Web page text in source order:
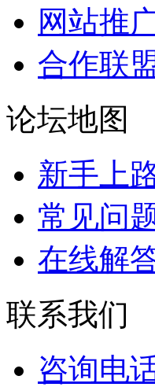
网站推
合作联
论坛地图
新手上
常见问
在线解
联系我们
咨询电